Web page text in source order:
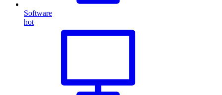
Software
hot